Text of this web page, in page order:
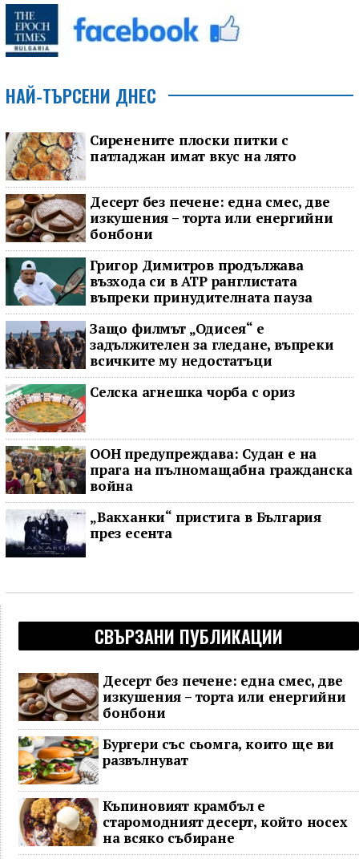
НАЙ-ТЪРСЕНИ ДНЕС
Сиренените плоски питки с
патладжан имат вкус на лято
Десерт без печене: една смес, две
изкушения – торта или енергийни
бонбони
Григор Димитров продължава
възхода си в ATP ранглистата
въпреки принудителната пауза
Защо филмът „Одисея“ е
задължителен за гледане, въпреки
всичките му недостатъци
Селска агнешка чорба с ориз
ООН предупреждава: Судан е на
прага на пълномащабна гражданска
война
„Вакханки“ пристига в България
през есента
СВЪРЗАНИ ПУБЛИКАЦИИ
Десерт без печене: една смес, две
изкушения – торта или енергийни
бонбони
Бургери със сьомга, които ще ви
развълнуват
Къпиновият крамбъл е
старомодният десерт, който носех
на всяко събиране